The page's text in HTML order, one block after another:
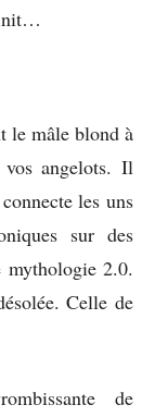
le mâle blond à
angelots. Il
les uns
sur des
mythologie 2.0.
Celle de
de